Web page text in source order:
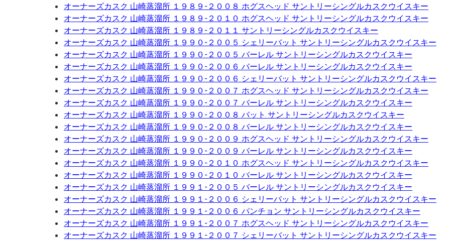
オーナーズカスク 山崎蒸溜所 １９８９-２００８ ホグスヘッド サントリーシングルカスクウイスキー
オーナーズカスク 山崎蒸溜所 １９８９-２０１０ ホグスヘッド サントリーシングルカスクウイスキー
オーナーズカスク 山崎蒸溜所 １９８９-２０１１ サントリーシングルカスクウイスキー
オーナーズカスク 山崎蒸溜所 １９９０-２００５ シェリーバット サントリーシングルカスクウイスキー
オーナーズカスク 山崎蒸溜所 １９９０-２００５ バーレル サントリーシングルカスクウイスキー
オーナーズカスク 山崎蒸溜所 １９９０-２００６ バーレル サントリーシングルカスクウイスキー
オーナーズカスク 山崎蒸溜所 １９９０-２００６ シェリーバット サントリーシングルカスクウイスキー
オーナーズカスク 山崎蒸溜所 １９９０-２００７ ホグスヘッド サントリーシングルカスクウイスキー
オーナーズカスク 山崎蒸溜所 １９９０-２００７ バーレル サントリーシングルカスクウイスキー
オーナーズカスク 山崎蒸溜所 １９９０-２００８ バット サントリーシングルカスクウイスキー
オーナーズカスク 山崎蒸溜所 １９９０-２００８ バーレル サントリーシングルカスクウイスキー
オーナーズカスク 山崎蒸溜所 １９９０-２００９ ホグスヘッド サントリーシングルカスクウイスキー
オーナーズカスク 山崎蒸溜所 １９９０-２００９ バーレル サントリーシングルカスクウイスキー
オーナーズカスク 山崎蒸溜所 １９９０-２０１０ ホグスヘッド サントリーシングルカスクウイスキー
オーナーズカスク 山崎蒸溜所 １９９０-２０１０ バーレル サントリーシングルカスクウイスキー
オーナーズカスク 山崎蒸溜所 １９９１-２００５ バーレル サントリーシングルカスクウイスキー
オーナーズカスク 山崎蒸溜所 １９９１-２００６ シェリーバット サントリーシングルカスクウイスキー
オーナーズカスク 山崎蒸溜所 １９９１-２００６ パンチョン サントリーシングルカスクウイスキー
オーナーズカスク 山崎蒸溜所 １９９１-２００７ ホグスヘッド サントリーシングルカスクウイスキー
オーナーズカスク 山崎蒸溜所 １９９１-２００７ シェリーバット サントリーシングルカスクウイスキー